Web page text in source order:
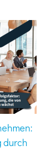
durch